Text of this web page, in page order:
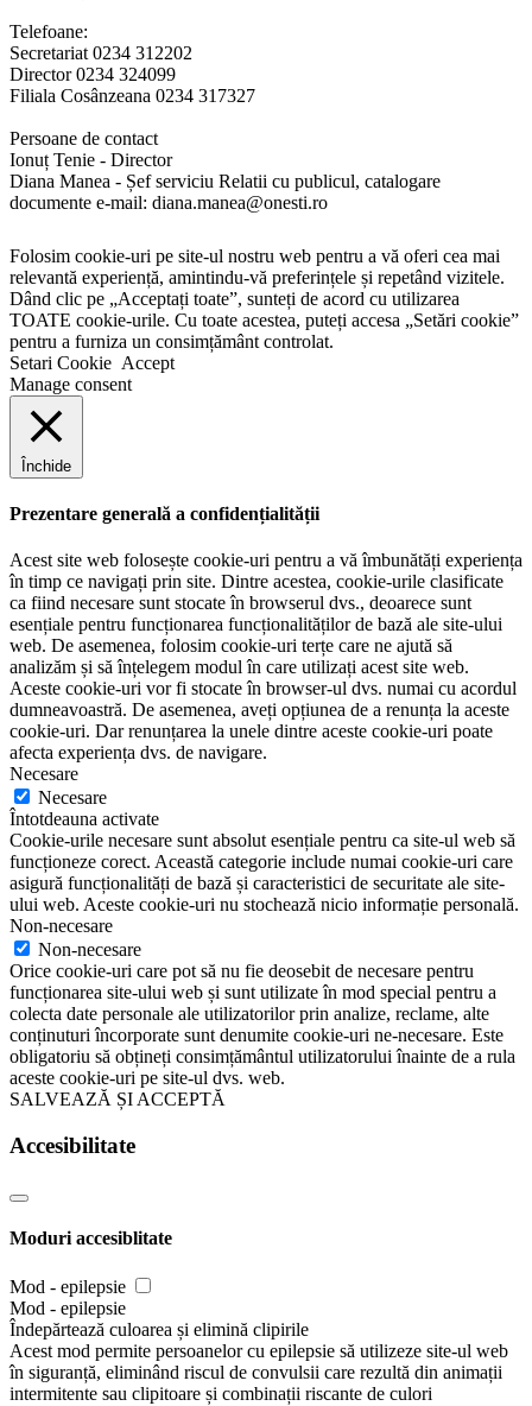
Telefoane:
Secretariat 0234 312202
Director 0234 324099
Filiala Cosânzeana 0234 317327
Persoane de contact
Ionuț Tenie - Director
Diana Manea - Șef serviciu Relatii cu publicul, catalogare
documente e-mail: diana.manea@onesti.ro
Folosim cookie-uri pe site-ul nostru web pentru a vă oferi cea mai
relevantă experiență, amintindu-vă preferințele și repetând vizitele.
Dând clic pe „Acceptați toate”, sunteți de acord cu utilizarea
TOATE cookie-urile. Cu toate acestea, puteți accesa „Setări cookie”
pentru a furniza un consimțământ controlat.
Setari Cookie Accept
Manage consent
Închide
Prezentare generală a confidențialității
Acest site web folosește cookie-uri pentru a vă îmbunătăți experiența
în timp ce navigați prin site. Dintre acestea, cookie-urile clasificate
ca fiind necesare sunt stocate în browserul dvs., deoarece sunt
esențiale pentru funcționarea funcționalităților de bază ale site-ului
web. De asemenea, folosim cookie-uri terțe care ne ajută să
analizăm și să înțelegem modul în care utilizați acest site web.
Aceste cookie-uri vor fi stocate în browser-ul dvs. numai cu acordul
dumneavoastră. De asemenea, aveți opțiunea de a renunța la aceste
cookie-uri. Dar renunțarea la unele dintre aceste cookie-uri poate
afecta experiența dvs. de navigare.
Necesare
Necesare
Întotdeauna activate
Cookie-urile necesare sunt absolut esențiale pentru ca site-ul web să
funcționeze corect. Această categorie include numai cookie-uri care
asigură funcționalități de bază și caracteristici de securitate ale site-
ului web. Aceste cookie-uri nu stochează nicio informație personală.
Non-necesare
Non-necesare
Orice cookie-uri care pot să nu fie deosebit de necesare pentru
funcționarea site-ului web și sunt utilizate în mod special pentru a
colecta date personale ale utilizatorilor prin analize, reclame, alte
conținuturi încorporate sunt denumite cookie-uri ne-necesare. Este
obligatoriu să obțineți consimțământul utilizatorului înainte de a rula
aceste cookie-uri pe site-ul dvs. web.
SALVEAZĂ ȘI ACCEPTĂ
Accesibilitate
Moduri accesiblitate
Mod - epilepsie
Mod - epilepsie
Îndepărtează culoarea și elimină clipirile
Acest mod permite persoanelor cu epilepsie să utilizeze site-ul web
în siguranță, eliminând riscul de convulsii care rezultă din animații
intermitente sau clipitoare și combinații riscante de culori